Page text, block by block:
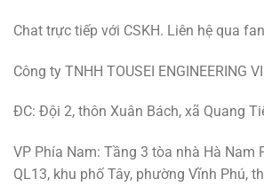
Chat trực tiếp với CSKH. Liên hệ qua
Công ty TNHH TOUSEI ENGINEERING
ĐC: Đội 2, thôn Xuân Bách, xã Quang
VP Phía Nam: Tầng 3 tòa nhà Hà Nam
QL13, khu phố Tây, phường Vĩnh Phú,